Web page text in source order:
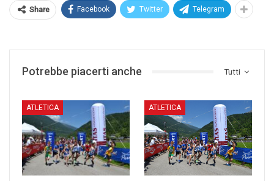
Share Facebook Twitter Telegram
Tutti
Potrebbe piacerti anche
ATLETICA ATLETICA